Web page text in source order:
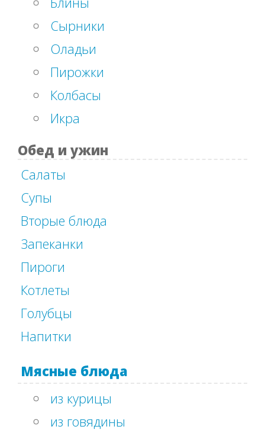
Сырники
Оладьи
Пирожки
Колбасы
Икра
Обед и ужин
Салаты
Супы
Вторые блюда
Запеканки
Пироги
Котлеты
Голубцы
Напитки
Мясные блюда
из курицы
из говядины